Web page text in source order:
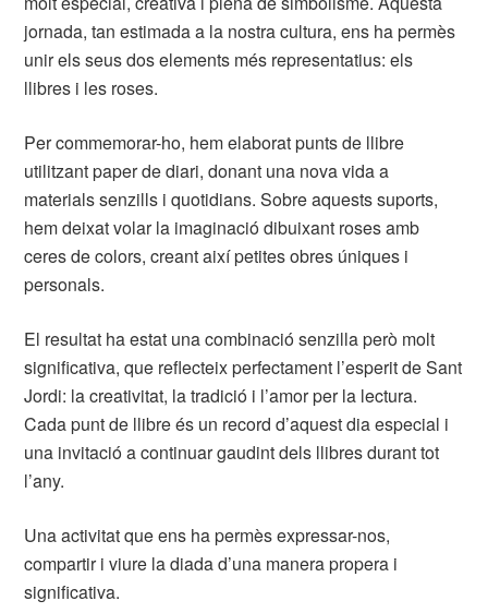
jornada, tan estimada a la nostra cultura, ens ha permès
unir els seus dos elements més representatius: els
llibres i les roses.
Per commemorar-ho, hem elaborat punts de llibre
utilitzant paper de diari, donant una nova vida a
materials senzills i quotidians. Sobre aquests suports,
hem deixat volar la imaginació dibuixant roses amb
ceres de colors, creant així petites obres úniques i
personals.
El resultat ha estat una combinació senzilla però molt
significativa, que reflecteix perfectament l’esperit de Sant
Jordi: la creativitat, la tradició i l’amor per la lectura.
Cada punt de llibre és un record d’aquest dia especial i
una invitació a continuar gaudint dels llibres durant tot
l’any.
Una activitat que ens ha permès expressar-nos,
compartir i viure la diada d’una manera propera i
significativa.